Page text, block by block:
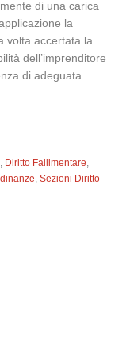
di una carica
la
volta accertata la
dell’imprenditore
di adeguata
Diritto Fallimentare
,Sezioni Diritto